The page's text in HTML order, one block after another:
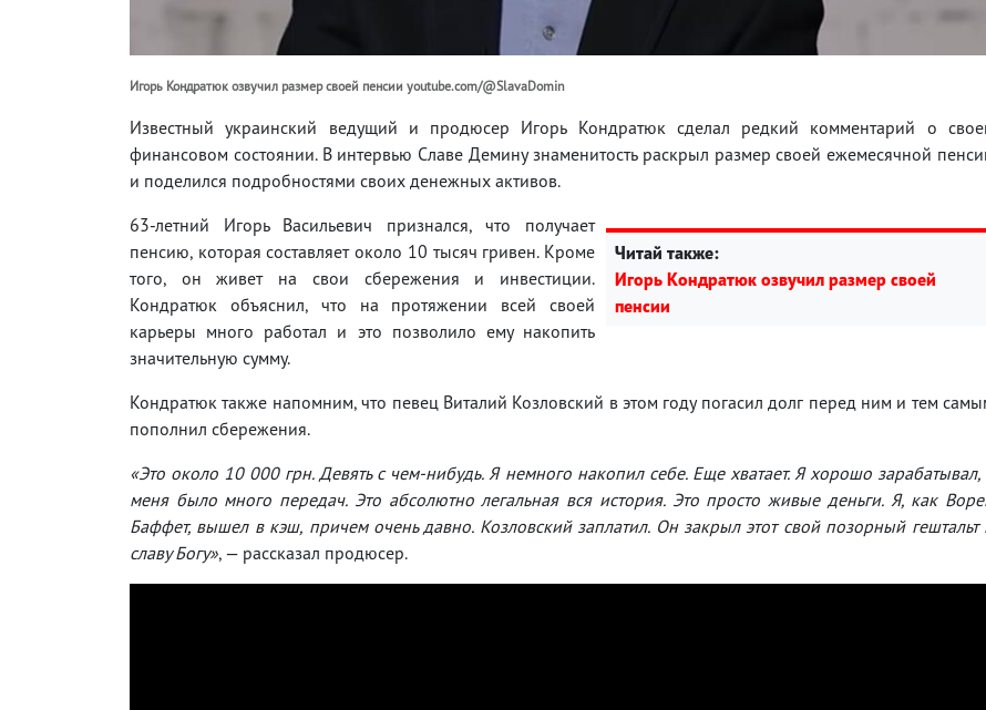
Игорь Кондратюк озвучил размер своей пенсии youtube.com/@SlavaDomin
Известный украинский ведущий и продюсер Игорь Кондратюк сделал редкий комментарий о
финансовом состоянии. В интервью Славе Демину знаменитость раскрыл размер своей ежемесячной
и поделился подробностями своих денежных активов.
Читай также:
Игорь Кондратюк озвучил размер своей
пенсии
63-летний Игорь Васильевич признался, что получает
пенсию, которая составляет около 10 тысяч гривен. Кроме
того, он живет на свои сбережения и инвестиции.
Кондратюк объяснил, что на протяжении всей своей
карьеры много работал и это позволило ему накопить
значительную сумму.
Кондратюк также напомним, что певец Виталий Козловский в этом году погасил долг перед ним и тем
пополнил сбережения.
«Это около 10 000 грн. Девять с чем-нибудь. Я немного накопил себе. Еще хватает. Я хорошо зарабатывал,
меня было много передач. Это абсолютно легальная вся история. Это просто живые деньги. Я, как
Баффет, вышел в кэш, причем очень давно. Козловский заплатил. Он закрыл этот свой позорный гештальт
славу Богу», — рассказал продюсер.